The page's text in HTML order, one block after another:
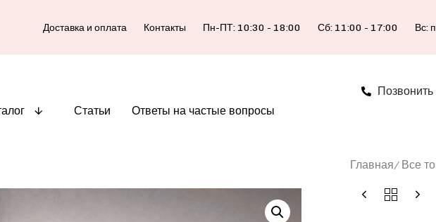
Доставка и оплата Контакты Пн-ПТ: 10:30 - 18:00 Сб: 11:00 - 17:00 Вс:
Статьи Ответы на частые вопросы
Позвонить
Главная Все